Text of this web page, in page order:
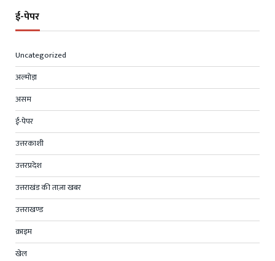
ई-पेपर
Uncategorized
अल्मोड़ा
असम
ई-पेपर
उत्तरकाशी
उत्तरप्रदेश
उत्तराखंड की ताज़ा खबर
उत्तराखण्ड
क्राइम
खेल